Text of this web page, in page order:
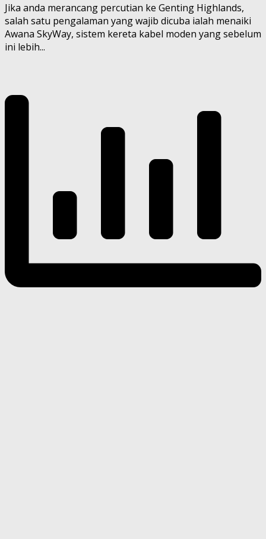
Jika anda merancang percutian ke Genting Highlands,
salah satu pengalaman yang wajib dicuba ialah menaiki
Awana SkyWay, sistem kereta kabel moden yang sebelum
ini lebih...